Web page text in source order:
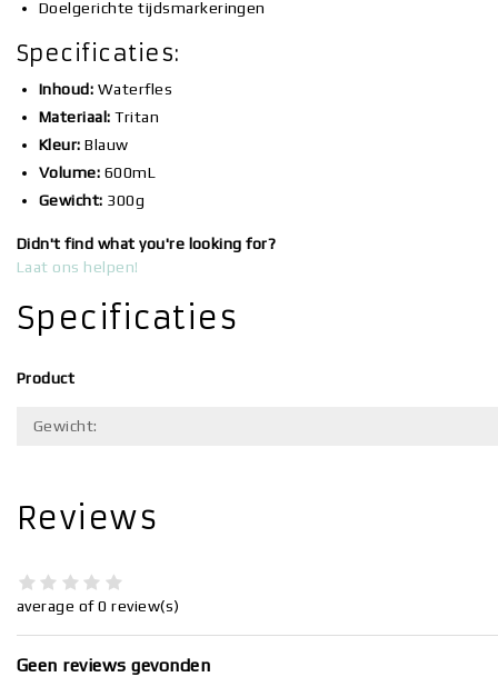
Doelgerichte tijdsmarkeringen
Specificaties:
Inhoud: Waterfles
Materiaal:Tritan
Kleur:Blauw
Volume: 600mL
Gewicht: 300g
Didn't find what you're looking for?
Laat ons helpen!
Specificaties
Product
Gewicht:
Reviews
average of 0 review(s)
Geen reviews gevonden